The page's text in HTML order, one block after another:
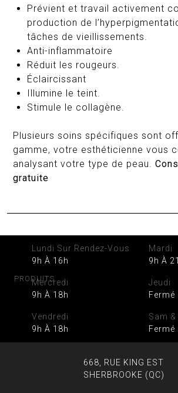
Prévient et travail activement
production de
tâches de vieillissements.
Anti-inflammatoire
Réduit les rougeurs.
Éclaircissant
Illumine le teint.
Stimule le collagène.
Plusieurs soins spécifiques sont
gamme, votre esthéticienne vous
analysant votre type de peau.
gratuite
PRODUITS
Lundi Sur Rendez-Vous
9h À 16h
Mardi
9h À
Mercredi
9h À 18h
Jeudi
Fermé
Vendredi
9h À 18h
Sam &
Fermé
668, RUE KING EST
SHERBROOKE (QC)